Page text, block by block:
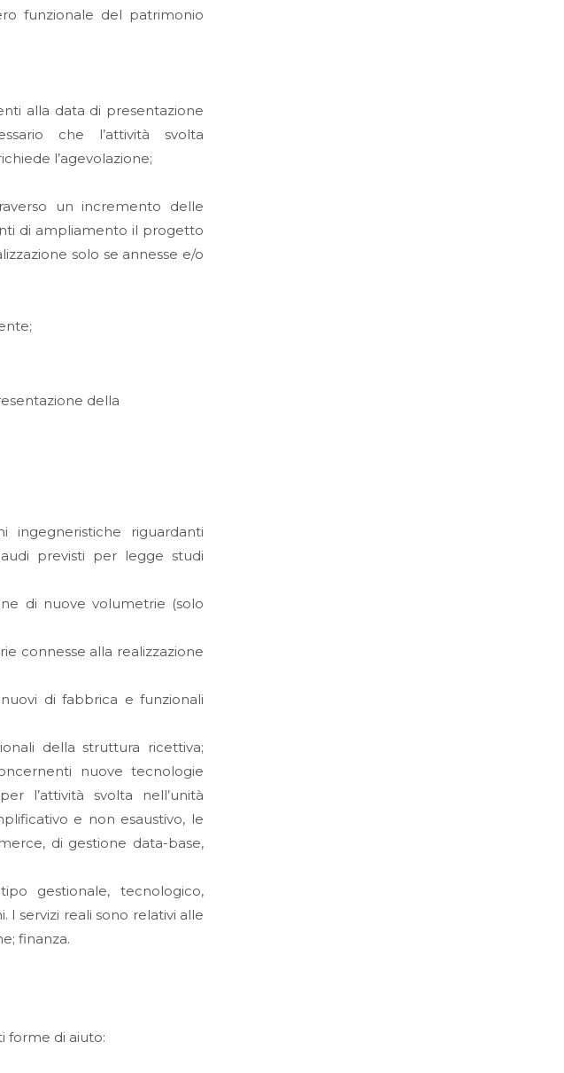
funzionale del patrimonio
alla data di presentazione
che l’attività svolta
l’agevolazione;
un incremento delle
di ampliamento il progetto
solo se annesse e/o
della
ingegneristiche riguardanti
previsti per legge studi
di nuove volumetrie (solo
connesse alla realizzazione
di fabbrica e funzionali
della struttura ricettiva;
nuove tecnologie
l’attività svolta nell’unità
e non esaustivo, le
di gestione data-base,
gestionale, tecnologico,
servizi reali sono relativi alle
finanza.
forme di aiuto: